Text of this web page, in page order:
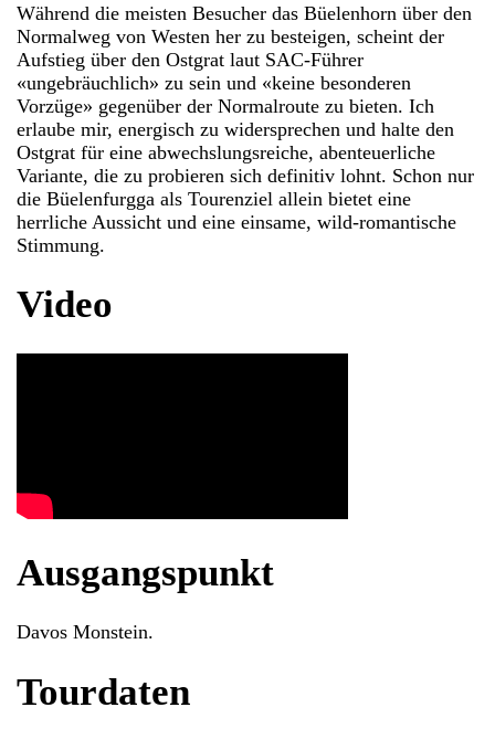
Während die meisten Besucher das Büelenhorn über den
Normalweg von Westen her zu besteigen, scheint der
Aufstieg über den Ostgrat laut SAC-Führer
«ungebräuchlich» zu sein und «keine besonderen
Vorzüge» gegenüber der Normalroute zu bieten. Ich
erlaube mir, energisch zu widersprechen und halte den
Ostgrat für eine abwechslungsreiche, abenteuerliche
Variante, die zu probieren sich definitiv lohnt. Schon nur
die Büelenfurgga als Tourenziel allein bietet eine
herrliche Aussicht und eine einsame, wild-romantische
Stimmung.
Video
Ausgangspunkt
Davos Monstein.
Tourdaten